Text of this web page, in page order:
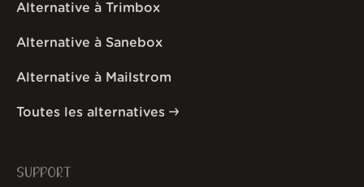
Alternative à Trimbox
Alternative à Sanebox
Alternative à Mailstrom
Toutes les alternatives
SUPPORT